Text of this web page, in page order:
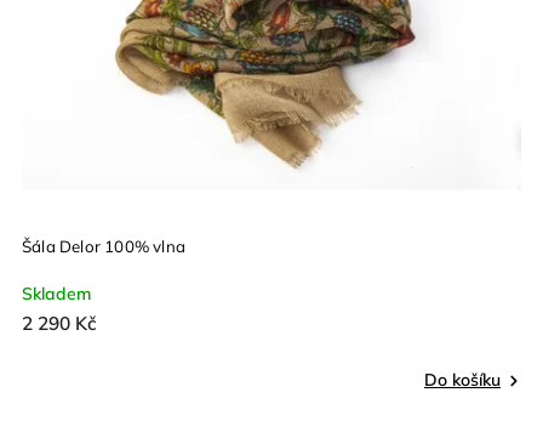
Šála Delor 100% vlna
Skladem
2 290 Kč
Do košíku